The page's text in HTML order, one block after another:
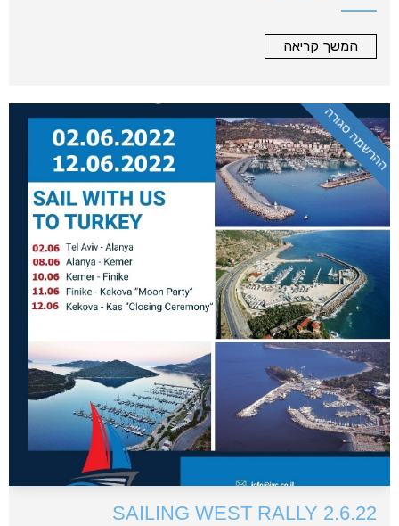
המשך קריאה
ההרשמה סגורה
SAILING WEST RALLY 2.6.22